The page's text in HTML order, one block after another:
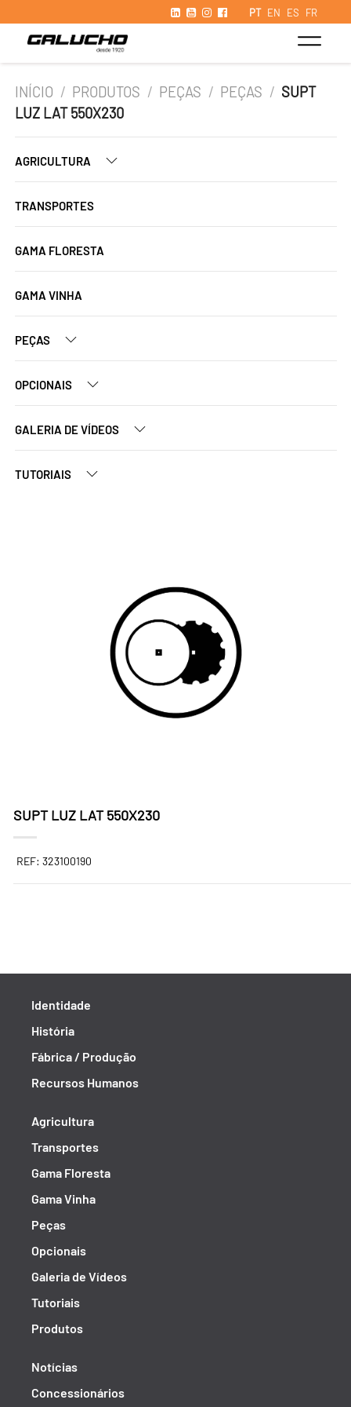
PT EN ES FR
INÍCIO / PRODUTOS / PEÇAS / PEÇAS / SUPT
LUZ LAT 550X230
AGRICULTURA
TRANSPORTES
GAMA FLORESTA
GAMA VINHA
PEÇAS
OPCIONAIS
GALERIA DE VÍDEOS
TUTORIAIS
SUPT LUZ LAT 550X230
REF: 323100190
Identidade
História
Fábrica / Produção
Recursos Humanos
Agricultura
Transportes
Gama Floresta
Gama Vinha
Peças
Opcionais
Galeria de Vídeos
Tutoriais
Produtos
Notícias
Concessionários